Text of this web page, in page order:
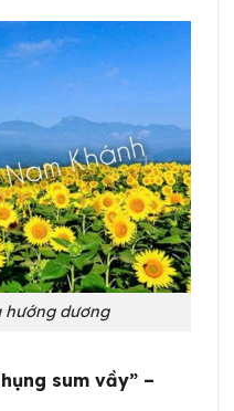
hướng dương
sum vầy” –